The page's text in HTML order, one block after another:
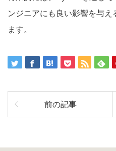
ンジニアにも良い影響を与
ます。
前の記事